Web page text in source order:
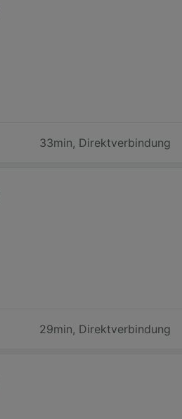
33min, Direktverbindung
29min, Direktverbindung